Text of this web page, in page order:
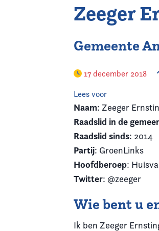
Zeeger
Gemeente
17 december 2018
Lees voor
Naam: Zeeger
Raadslid in de
Raadslid sinds: 2014
Partij: GroenLinks
Hoofdberoep:
Twitter: @zeeger
Wie bent u
Ik ben Zeeger